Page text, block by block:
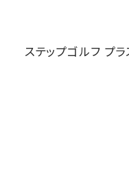
ステップゴルフ プ